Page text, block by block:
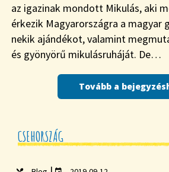
az igazinak mondott Mikulás, aki
érkezik Magyarországra a magyar
nekik ajándékot, valamint
és gyönyörű mikulásruháját. De…
Tovább a
CSEHORSZÁG